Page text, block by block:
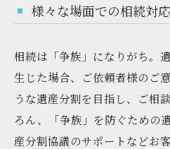
様々な場面での相続対応
相続は「争族」になりがち。
生じた場合、ご依頼者様のご
うな遺産分割を目指し、ご相
ろん、「争族」を防ぐための
産分割協議のサポートなどお